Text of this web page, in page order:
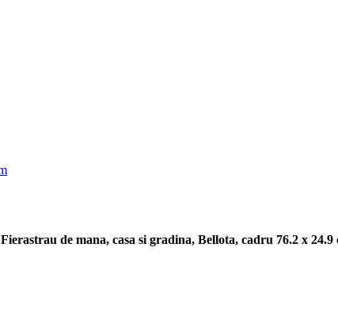
Fierastrau de mana, casa si gradina, Bellota, cadru 76.2 x 24.9